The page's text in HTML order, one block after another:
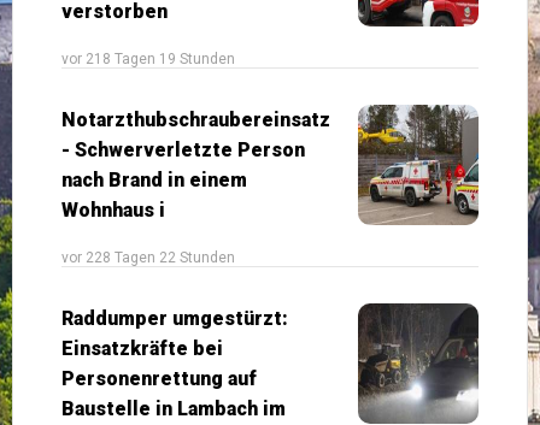
verstorben
vor 218 Tagen 19 Stunden
Notarzthubschraubereinsatz
- Schwerverletzte Person
nach Brand in einem
Wohnhaus i
vor 228 Tagen 22 Stunden
Raddumper umgestürzt:
Einsatzkräfte bei
Personenrettung auf
Baustelle in Lambach im